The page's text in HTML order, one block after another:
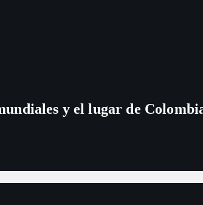
y el lugar de